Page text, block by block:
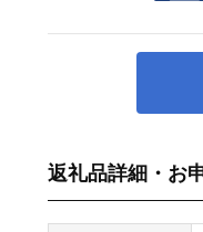
返礼品詳細・お